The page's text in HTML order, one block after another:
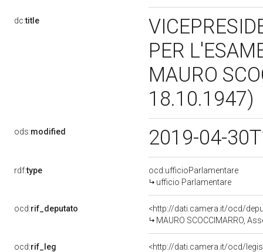
dc:title
PER
MAURO
18.10.1947)
ods:modified 2019-04-
rdf:type
ocd:ufficioParlamentare
ufficio Parlamentare
ocd:rif_deputato
<http://dati.camera.it/ocd/
MAURO SCOCCIMARRO,
ocd:rif_leg
<http://dati.camera.it/ocd/